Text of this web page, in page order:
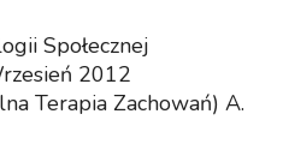
Społecznej
2012
Terapia Zachowań) A.